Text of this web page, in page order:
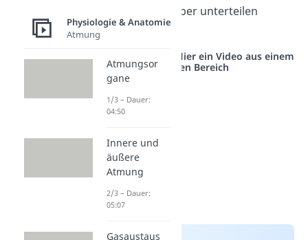
menschlichen Körper unterteilen
kannst.
Studyflix vernetzt: Hier ein Video aus einem
anderen Bereich
Physiologie & Anatomie
Atmung
Atmungsor
gane
1/3 – Dauer:
04:50
Innere und
äußere
Atmung
2/3 – Dauer:
05:07
Gasaustaus